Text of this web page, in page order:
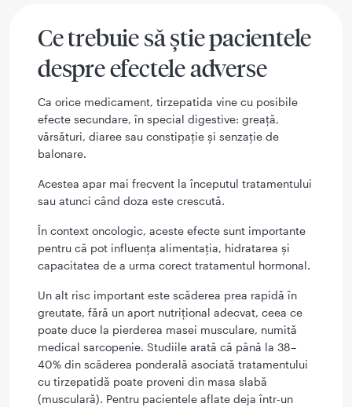
Ce trebuie să știe pacientele
despre efectele adverse
Ca orice medicament, tirzepatida vine cu posibile
efecte secundare, în special digestive: greață,
vărsături, diaree sau constipație și senzație de
balonare.
Acestea apar mai frecvent la începutul tratamentului
sau atunci când doza este crescută.
În context oncologic, aceste efecte sunt importante
pentru că pot influența alimentația, hidratarea și
capacitatea de a urma corect tratamentul hormonal.
Un alt risc important este scăderea prea rapidă în
greutate, fără un aport nutrițional adecvat, ceea ce
poate duce la pierderea masei musculare, numită
medical sarcopenie. Studiile arată că până la 38–
40% din scăderea ponderală asociată tratamentului
cu tirzepatidă poate proveni din masa slabă
(musculară). Pentru pacientele aflate deja într-un